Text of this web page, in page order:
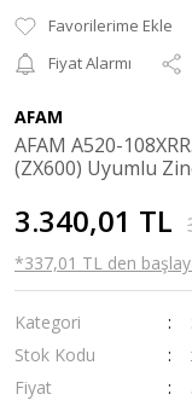
Fiyat Alarmı
AFAM
AFAM A520-
(ZX600) Uyumlu
3.340,01 TL
*337,01 TL den
Kategori
Stok Kodu
Fiyat